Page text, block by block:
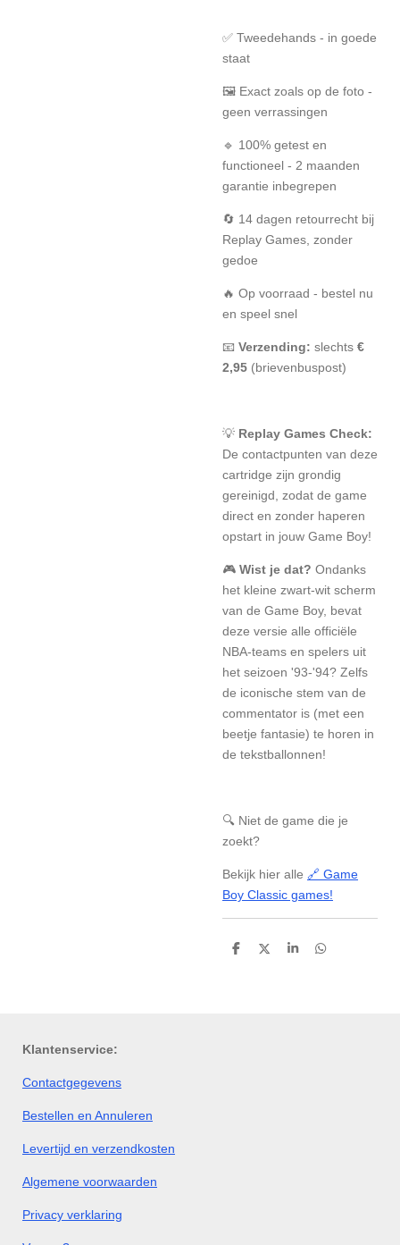
✅ Tweedehands - in goede
staat
🖼️ Exact zoals op de foto -
geen verrassingen
🔹 100% getest en
functioneel - 2 maanden
garantie inbegrepen
🔄 14 dagen retourrecht bij
Replay Games, zonder
gedoe
🔥 Op voorraad - bestel nu
en speel snel
📧 Verzending: slechts €
2,95 (brievenbuspost)
💡 Replay Games Check:
De contactpunten van deze
cartridge zijn grondig
gereinigd, zodat de game
direct en zonder haperen
opstart in jouw Game Boy!
🎮 Wist je dat? Ondanks
het kleine zwart-wit scherm
van de Game Boy, bevat
deze versie alle officiële
NBA-teams en spelers uit
het seizoen '93-'94? Zelfs
de iconische stem van de
commentator is (met een
beetje fantasie) te horen in
de tekstballonnen!
🔍 Niet de game die je
zoekt?
Bekijk hier alle 🔗 Game
Boy Classic games!
D
D
S
D
Klantenservice:
Contactgegevens
Bestellen en Annuleren
Levertijd en verzendkosten
Algemene voorwaarden
Privacy verklaring